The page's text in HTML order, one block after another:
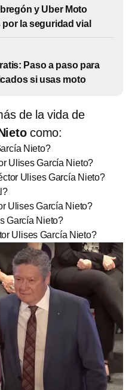
y Uber Moto
la seguridad vial
Paso a paso para
si usas moto
de la vida de
como:
Nieto?
Ulises García Nieto?
Ulises García Nieto?
Ulises García Nieto?
García Nieto?
Ulises García Nieto?